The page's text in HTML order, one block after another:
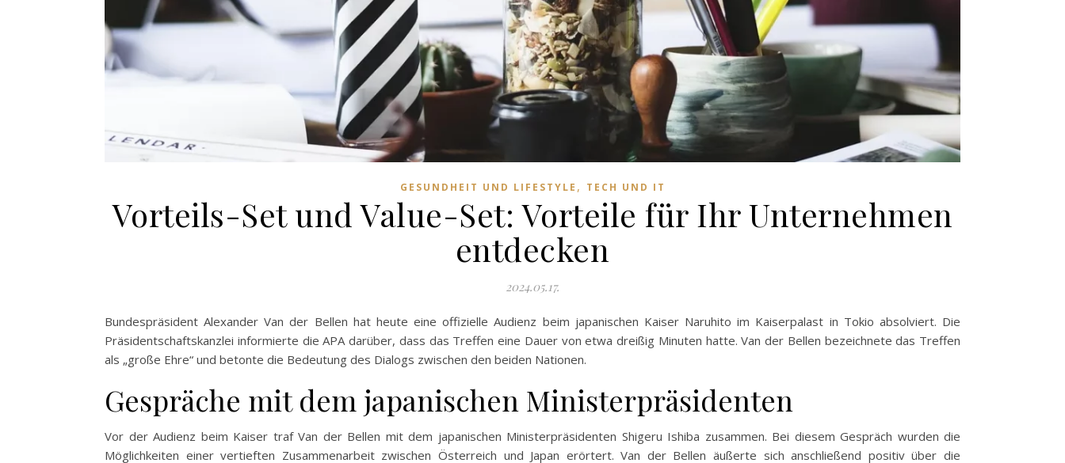
GESUNDHEIT UND LIFESTYLE , TECH UND IT
Vorteils-Set und Value-Set: Vorteile für Ihr Unternehmen
entdecken
2024.05.17.
Bundespräsident Alexander Van der Bellen hat heute eine offizielle Audienz beim japanischen Kaiser Naruhito im Kaiserpalast in Tokio absolviert. Die
Präsidentschaftskanzlei informierte die APA darüber, dass das Treffen eine Dauer von etwa dreißig Minuten hatte. Van der Bellen bezeichnete das Treffen
als „große Ehre“ und betonte die Bedeutung des Dialogs zwischen den beiden Nationen.
Gespräche mit dem japanischen Ministerpräsidenten
Vor der Audienz beim Kaiser traf Van der Bellen mit dem japanischen Ministerpräsidenten Shigeru Ishiba zusammen. Bei diesem Gespräch wurden die
Möglichkeiten einer vertieften Zusammenarbeit zwischen Österreich und Japan erörtert. Van der Bellen äußerte sich anschließend positiv über die